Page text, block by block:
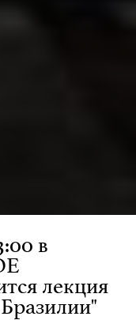
в
лекция